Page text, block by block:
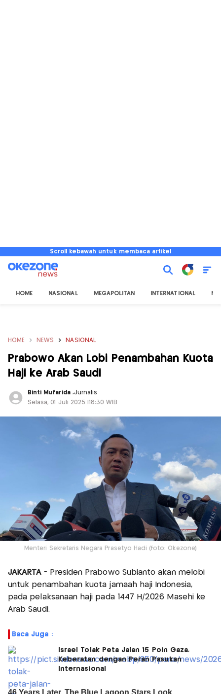
Scroll kebawah untuk membaca artikel
HOME NASIONAL MEGAPOLITAN INTERNATIONAL
HOME NEWS NASIONAL
Prabowo Akan Lobi Penambahan Kuota
Haji ke Arab Saudi
Binti Mufarida ,Jurnalis
Selasa, 01 Juli 2025 |18:30 WIB
Menteri Sekretaris Negara Prasetyo Hadi (foto: Okezone)
JAKARTA- Presiden Prabowo Subianto akan melobi
untuk penambahan kuota jamaah haji Indonesia,
pada pelaksanaan haji pada 1447 H/2026 Masehi ke
Arab Saudi.
Baca Juga :
Israel Tolak Peta Jalan 15 Poin Gaza,
Keberatan dengan Peran Pasukan
Internasional